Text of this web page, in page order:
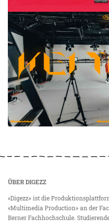
ÜBER DIGEZZ
«Digezz» ist die
«Multimedia Production» an der
Berner Fachhochschule.